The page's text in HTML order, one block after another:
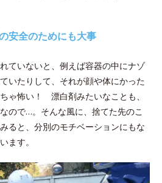
安全のためにも大事
ていないと、例えば容器の中にナゾ
いたりして、それが顔や体にかった
ゃ怖い！ 漂白剤みたいなことも、
ので…。そんな風に、捨てた先のこ
ると、分別のモチベーションにもな
ます。